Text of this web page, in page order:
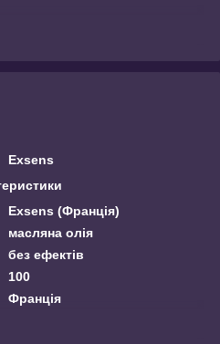
Exsens
Exsens (Франція)
масляна олія
без ефектів
100
Франція